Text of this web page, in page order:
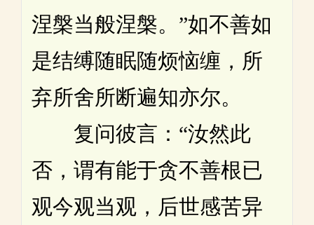
涅槃当般涅槃。”如不善如
是结缚随眠随烦恼缠，所
弃所舍所断遍知亦尔。
复问彼言：“汝然此
否，谓有能于贪不善根已
观今观当观，后世感苦异